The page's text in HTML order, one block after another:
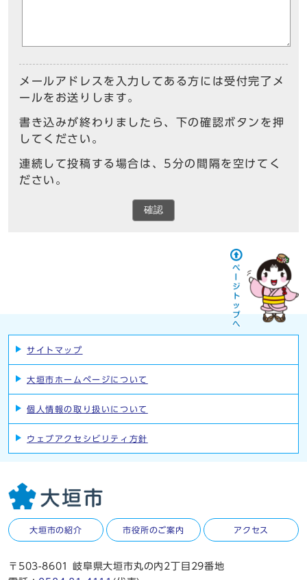
メールアドレスを入力してある方には受付完了メ
ールをお送りします。
書き込みが終わりましたら、下の確認ボタンを押
してください。
連続して投稿する場合は、5分の間隔を空けてく
ださい。
確認
サイトマップ
大垣市ホームページについて
個人情報の取り扱いについて
ウェブアクセシビリティ方針
大垣市の紹介 市役所のご案内 アクセス
〒503-8601 岐阜県大垣市丸の内2丁目29番地